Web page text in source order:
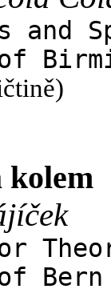
and
kolem
Bern